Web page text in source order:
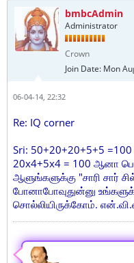
bmbcAdmin
Administrator
Crown
Join Date: Mon
06-04-14, 22:32
Re: IQ corner
Sri: 50+20+20+5+5
20x4+5x4 = 100 ஆனா
ஆளுங்களுக்கு "சாரி சார்
போனாபோவுதுன்னு
சொல்லியிருக்கோம்.